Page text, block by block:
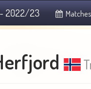
2022/23 Matches